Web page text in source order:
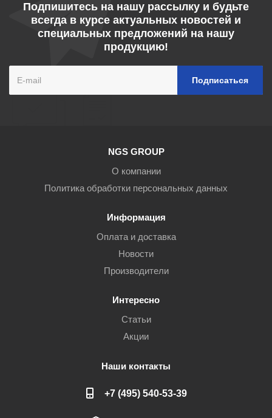
Подпишитесь на нашу рассылку и будьте
всегда в курсе актуальных новостей и
специальных предложений на нашу
продукцию!
NGS GROUP
О компании
Политика обработки персональных данных
Информация
Оплата и доставка
Новости
Производители
Интересно
Статьи
Акции
Наши контакты
+7 (495) 540-53-39